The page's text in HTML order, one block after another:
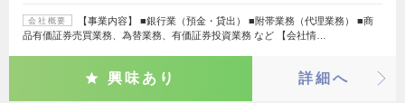
会社概要
【事業内容】 ■銀行業（預金・貸出） ■附帯業務（代理業務） ■商
品有価証券売買業務、為替業務、有価証券投資業務 など 【会社情…
興味あり 詳細へ